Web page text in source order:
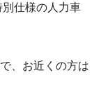
仕様の人力車
、お近くの方は